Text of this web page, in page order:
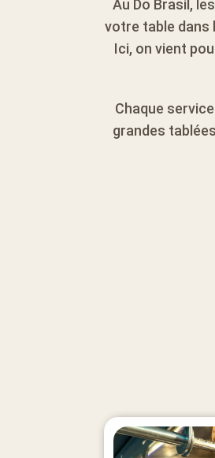
Au Do Brasil,
votre table dans
Ici, on vient
Chaque
grandes